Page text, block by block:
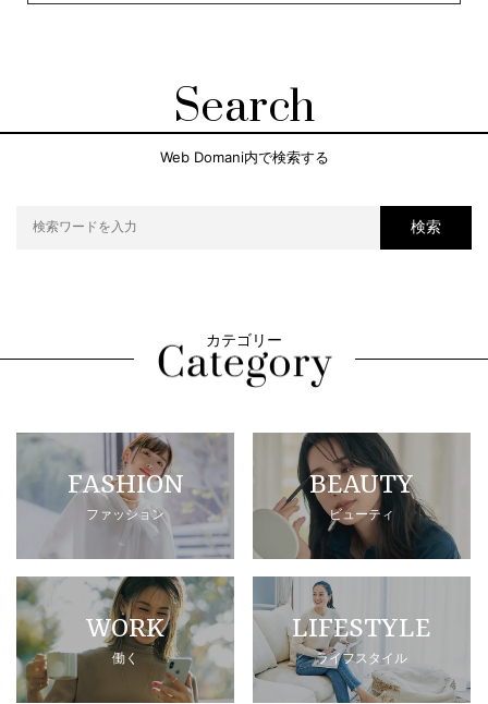
Search
Web Domani内で検索する
検索
カテゴリー
FASHION
ファッション
BEAUTY
ビューティ
WORK
働く
LIFESTYLE
ライフスタイル